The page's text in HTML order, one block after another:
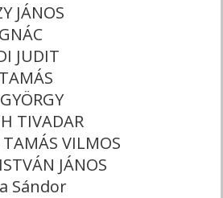
JÁNOS
JUDIT
TIVADAR
TAMÁS VILMOS
JÁNOS
Sándor